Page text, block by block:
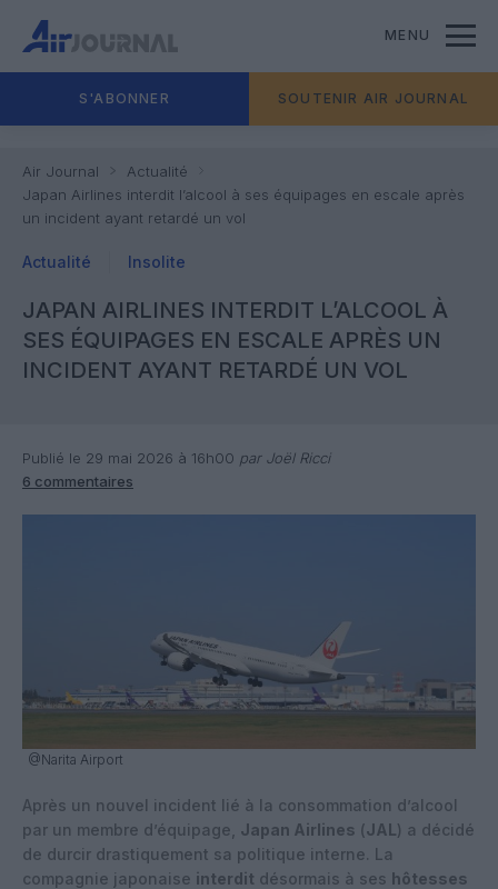
MENU
S'ABONNER SOUTENIR AIR JOURNAL
Air Journal
Actualité
Japan Airlines interdit l’alcool à ses équipages en escale après
un incident ayant retardé un vol
Actualité Insolite
JAPAN AIRLINES INTERDIT L’ALCOOL À
SES ÉQUIPAGES EN ESCALE APRÈS UN
INCIDENT AYANT RETARDÉ UN VOL
Publié le 29 mai 2026 à 16h00 par Joël Ricci
6 commentaires
@Narita Airport
Après un nouvel incident lié à la consommation d’alcool
par un membre d’équipage, Japan Airlines (JAL) a décidé
de durcir drastiquement sa politique interne. La
compagnie japonaise interdit désormais à ses hôtesses